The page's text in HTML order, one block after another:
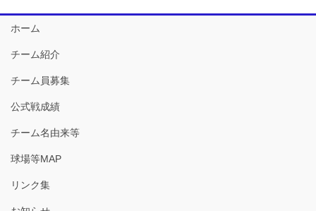
ホーム
チーム紹介
チーム員募集
公式戦成績
チーム名由来等
球場等MAP
リンク集